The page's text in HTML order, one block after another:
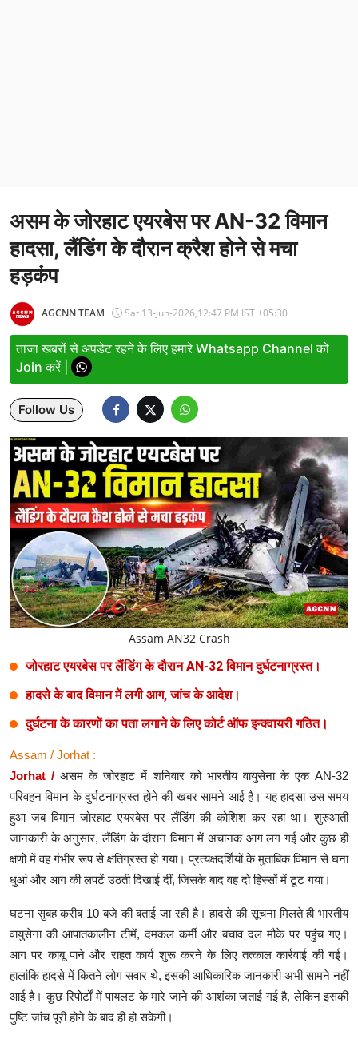
Business
Relationship
Education
Defence & Security
Environment
Lifestyle
Health
Development
Career
Literature
Tour & Travel
History Speaks
About Us
Contact Us
असम के जोरहाट एयरबेस पर AN-32 विमान
हादसा, लैंडिंग के दौरान क्रैश होने से मचा
हड़कंप
AGCNN TEAM Sat 13-Jun-2026,12:47 PM IST +05:30
ताजा खबरों से अपडेट रहने के लिए हमारे Whatsapp Channel को
Join करें |
Follow Us
Assam AN32 Crash
जोरहाट एयरबेस पर लैंडिंग के दौरान AN-32 विमान दुर्घटनाग्रस्त।
हादसे के बाद विमान में लगी आग, जांच के आदेश।
दुर्घटना के कारणों का पता लगाने के लिए कोर्ट ऑफ इन्क्वायरी गठित।
Assam / Jorhat :
Jorhat /असम के जोरहाट में शनिवार को भारतीय वायुसेना के एक AN-32
परिवहन विमान के दुर्घटनाग्रस्त होने की खबर सामने आई है। यह हादसा उस समय
हुआ जब विमान जोरहाट एयरबेस पर लैंडिंग की कोशिश कर रहा था। शुरुआती
जानकारी के अनुसार, लैंडिंग के दौरान विमान में अचानक आग लग गई और कुछ ही
क्षणों में वह गंभीर रूप से क्षतिग्रस्त हो गया। प्रत्यक्षदर्शियों के मुताबिक विमान से घना
धुआं और आग की लपटें उठती दिखाई दीं, जिसके बाद वह दो हिस्सों में टूट गया।
घटना सुबह करीब 10 बजे की बताई जा रही है। हादसे की सूचना मिलते ही भारतीय
वायुसेना की आपातकालीन टीमें, दमकल कर्मी और बचाव दल मौके पर पहुंच गए।
आग पर काबू पाने और राहत कार्य शुरू करने के लिए तत्काल कार्रवाई की गई।
हालांकि हादसे में कितने लोग सवार थे, इसकी आधिकारिक जानकारी अभी सामने नहीं
आई है। कुछ रिपोर्टों में पायलट के मारे जाने की आशंका जताई गई है, लेकिन इसकी
पुष्टि जांच पूरी होने के बाद ही हो सकेगी।